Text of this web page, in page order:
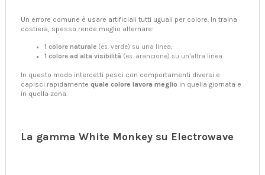
Un errore comune è usare artificiali tutti uguali per colore. In traina
costiera, spesso rende meglio alternare:
1 colore naturale (es. verde) su una linea;
1 colore ad alta visibilità (es. arancione) su un’altra linea.
In questo modo intercetti pesci con comportamenti diversi e
capisci rapidamente quale colore lavora meglio in quella giornata e
in quella zona.
La gamma White Monkey su Electrowave